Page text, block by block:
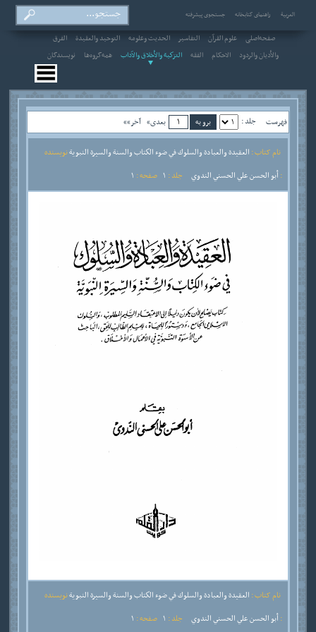
العربیة راهنمای کتابخانه جستجوی پیشرفته
صفحه‌اصلی علوم القرآن التفاسير الحديث وعلومه التوحيد والعقيدة
الفرق
والأديان والردود
الاحکام الفقه التزكية والأخلاق والآداب همه‌گروه‌ها نویسندگان
فهرست جلد : بعدی» آخر»»
نام کتاب : العقيدة والعبادة والسلوك في ضوء الكتاب والسنة والسيرة النبويةنویسنده
:أبو الحسن علي الحسني الندوي جلد : صفحه :
نام کتاب : العقيدة والعبادة والسلوك في ضوء الكتاب والسنة والسيرة النبويةنویسنده
:أبو الحسن علي الحسني الندوي جلد : صفحه :